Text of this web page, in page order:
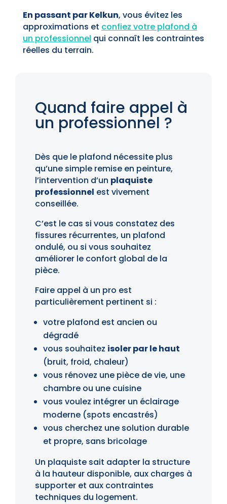
En passant par Kelkun, vous évitez les
approximations et confiez votre plafond à
un professionnel qui connaît les contraintes
réelles du terrain.
Quand faire appel à
un professionnel ?
Dès que le plafond nécessite plus
qu’une simple remise en peinture,
l’intervention d’un plaquiste
professionnel est vivement
conseillée.
C’est le cas si vous constatez des
fissures récurrentes, un plafond
ondulé, ou si vous souhaitez
améliorer le confort global de la
pièce.
Faire appel à un pro est
particulièrement pertinent si :
votre plafond est ancien ou
dégradé
vous souhaitez isoler par le haut
(bruit, froid, chaleur)
vous rénovez une pièce de vie, une
chambre ou une cuisine
vous voulez intégrer un éclairage
moderne (spots encastrés)
vous cherchez une solution durable
et propre, sans bricolage
Un plaquiste sait adapter la structure
à la hauteur disponible, aux charges à
supporter et aux contraintes
techniques du logement.